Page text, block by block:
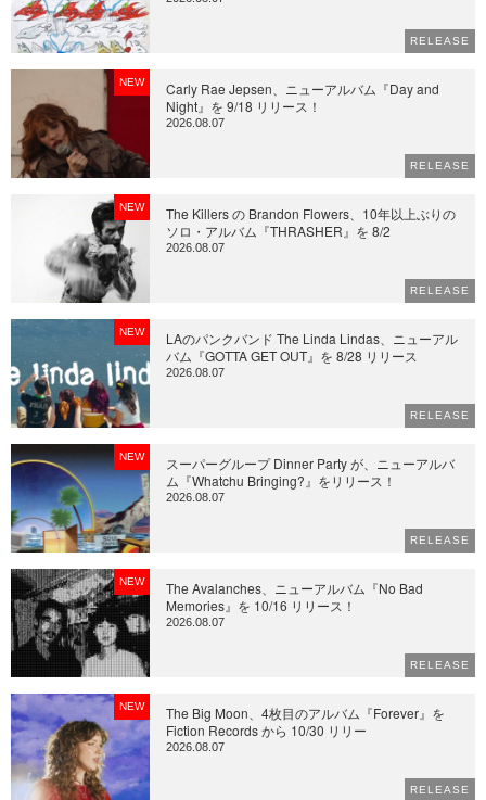
RELEASE
NEW
Carly Rae Jepsen、ニューアルバム『Day and
Night』を 9/18 リリース！
2026.08.07
RELEASE
NEW
The Killers の Brandon Flowers、10年以上ぶりの
ソロ・アルバム『THRASHER』を 8/2
2026.08.07
RELEASE
NEW
LAのパンクバンド The Linda Lindas、ニューアル
バム『GOTTA GET OUT』を 8/28 リリース
2026.08.07
RELEASE
NEW
スーパーグループ Dinner Party が、ニューアルバ
ム『Whatchu Bringing?』をリリース！
2026.08.07
RELEASE
NEW
The Avalanches、ニューアルバム『No Bad
Memories』を 10/16 リリース！
2026.08.07
RELEASE
NEW
The Big Moon、4枚目のアルバム『Forever』を
Fiction Records から 10/30 リリー
2026.08.07
RELEASE